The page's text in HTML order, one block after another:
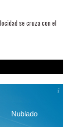
se cruza con el
Nublado